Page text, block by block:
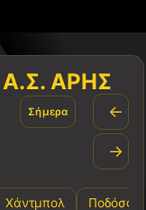
ΑΡΗΣ
Σήμερα ←
→
Χάντμπολ